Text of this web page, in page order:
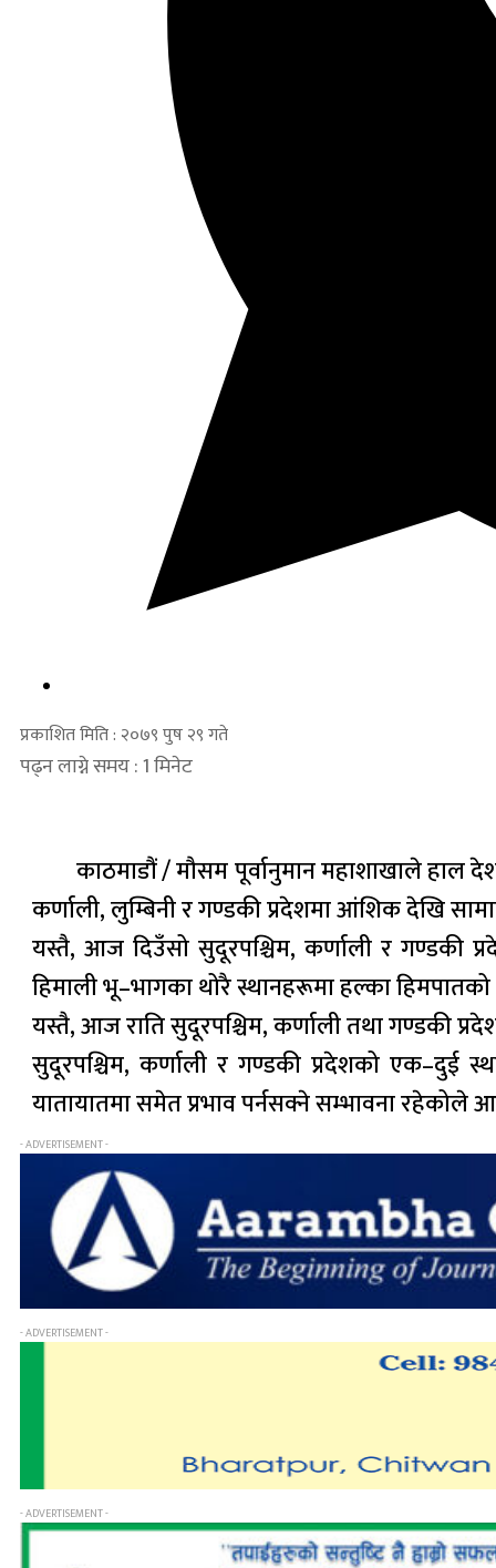
प्रकाशित मिति : २०७९ पुष २९ गते
पढ्न लाग्ने समय : 1 मिनेट
काठमाडौं / मौसम पूर्वानुमान महाशाखाले हाल
कर्णाली, लुम्बिनी र गण्डकी प्रदेशमा आंशिक देखि
यस्तै, आज दिउँसो सुदूरपश्चिम, कर्णाली र गण्डकी
हिमाली भू–भागका थोरै स्थानहरूमा हल्का
यस्तै, आज राति सुदूरपश्चिम, कर्णाली तथा गण्डकी
सुदूरपश्चिम, कर्णाली र गण्डकी प्रदेशको एक–दुई
यातायातमा समेत प्रभाव पर्नसक्ने सम्भावना
- ADVERTISEMENT -
- ADVERTISEMENT -
- ADVERTISEMENT -